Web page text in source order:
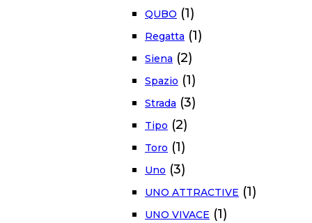
QUBO (1)
Regatta (1)
Siena (2)
Spazio (1)
Strada (3)
Tipo (2)
Toro (1)
Uno (3)
UNO ATTRACTIVE (1)
UNO VIVACE (1)